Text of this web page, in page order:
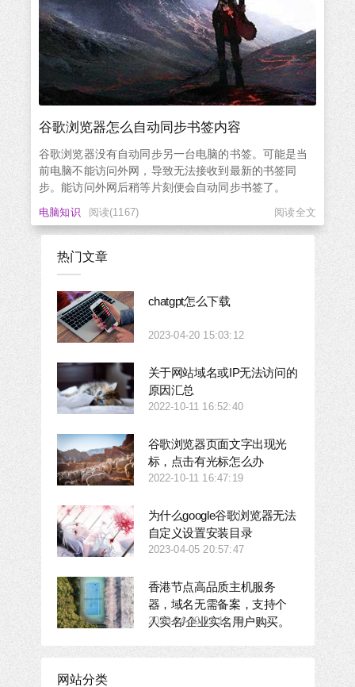
谷歌浏览器怎么自动同步书签内容
谷歌浏览器没有自动同步另一台电脑的书签。可能是当
前电脑不能访问外网，导致无法接收到最新的书签同
步。能访问外网后稍等片刻便会自动同步书签了。
电脑知识 阅读(1167) 阅读全文
热门文章
chatgpt怎么下载
2023-04-20 15:03:12
关于网站域名或IP无法访问的
原因汇总
2022-10-11 16:52:40
谷歌浏览器页面文字出现光
标，点击有光标怎么办
2022-10-11 16:47:19
为什么google谷歌浏览器无法
自定义设置安装目录
2023-04-05 20:57:47
香港节点高品质主机服务
器，域名无需备案，支持个
人实名/企业实名用户购买。
2023-04-30 21:12:49
网站分类